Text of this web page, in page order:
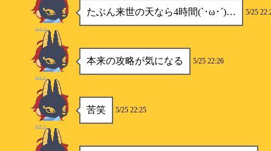
たぶん来世の天なら4時間(`･ω･´)… 5/25
ゆきの
本来の攻略が気になる 5/25 22:26
ゆきの
苦笑 5/25 22:25
ゆきの